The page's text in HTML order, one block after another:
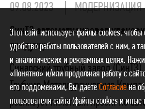
09.08.2023 МОДЕРНИЗАЦИЯ
СинТЗ автоматизировал
продукции
Синарский трубный завод
Трубную Металлургическую
реализует пилотный проект по
Этот сайт использует файлы cookies, чтобы
удобство работы пользователей с ним, а
и аналитических и рекламных целях.
«Понятно» и/или продолжая работу с
его поддоменами, Вы даетеСогласиена
пользователя сайта (файлы cookies и иные